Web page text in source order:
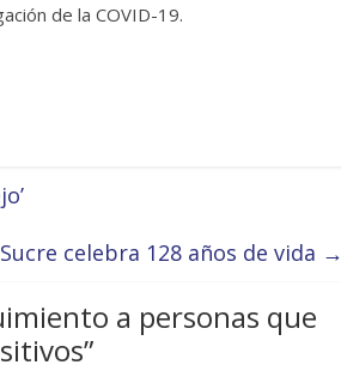
de la COVID-19.
celebra 128 años de vida →
a personas que
”